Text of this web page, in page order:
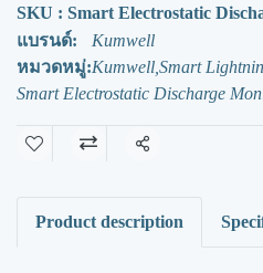
SKU : Smart Electrostatic
แบรนด์:
Kumwell
หมวดหมู่:Kumwell Smart
Smart Electrostatic Discharge
แชร์
Product description